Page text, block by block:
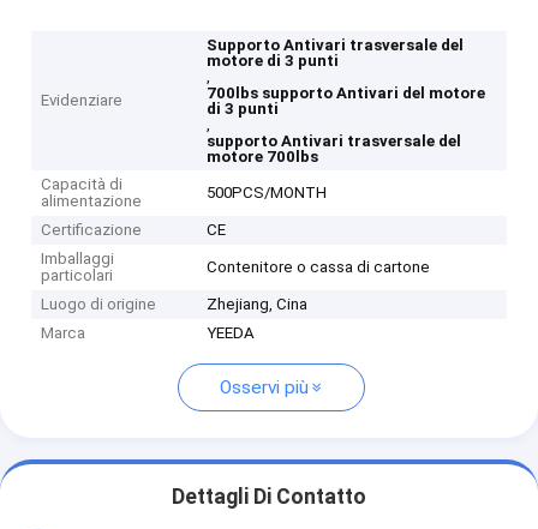
Evidenziare
Supporto Antivari trasversale del
motore di 3 punti
,
700lbs supporto Antivari del motore
di 3 punti
,
supporto Antivari trasversale del
motore 700lbs
Capacità di
alimentazione
500PCS/MONTH
Certificazione
CE
Imballaggi
particolari
Contenitore o cassa di cartone
Luogo di origine
Zhejiang, Cina
Marca
YEEDA
Osservi più
Dettagli Di Contatto